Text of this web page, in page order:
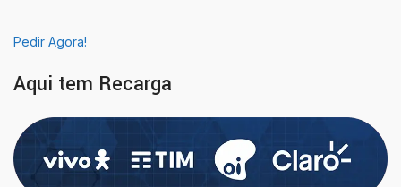
Pedir Agora!
Aqui tem Recarga